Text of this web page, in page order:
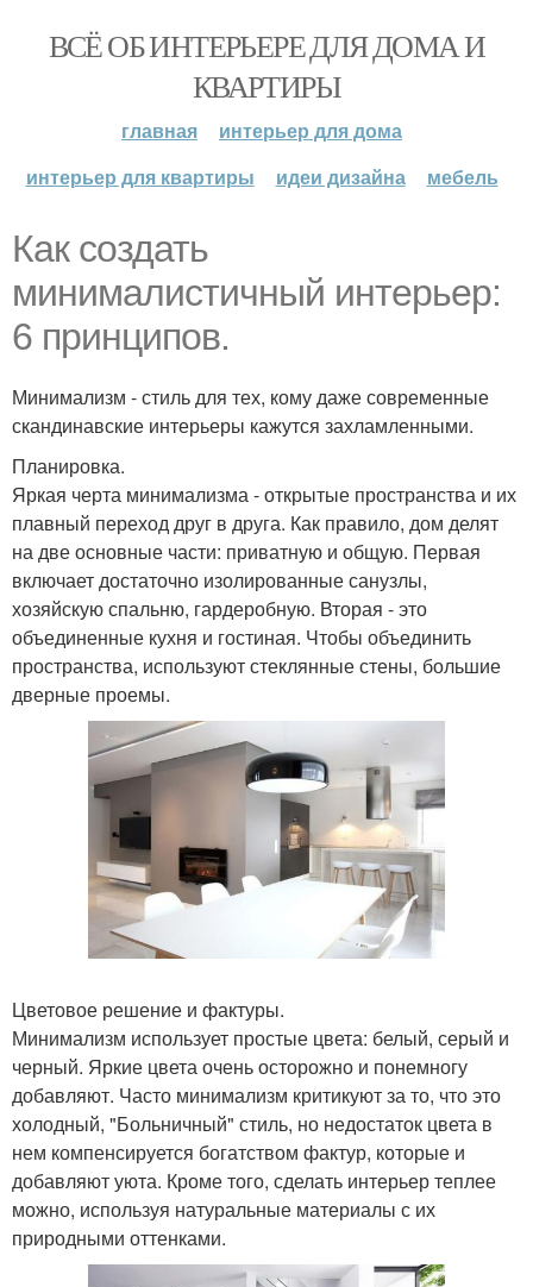
ВСЁ ОБ ИНТЕРЬЕРЕ ДЛЯ ДОМА И
КВАРТИРЫ
главная
интерьер для дома
интерьер для квартиры
идеи дизайна мебель
Как создать
минималистичный интерьер:
6 принципов.
Минимализм - стиль для тех, кому даже современные
скандинавские интерьеры кажутся захламленными.
Планировка.
Яркая черта минимализма - открытые пространства и их
плавный переход друг в друга. Как правило, дом делят
на две основные части: приватную и общую. Первая
включает достаточно изолированные санузлы,
хозяйскую спальню, гардеробную. Вторая - это
объединенные кухня и гостиная. Чтобы объединить
пространства, используют стеклянные стены, большие
дверные проемы.
Цветовое решение и фактуры.
Минимализм использует простые цвета: белый, серый и
черный. Яркие цвета очень осторожно и понемногу
добавляют. Часто минимализм критикуют за то, что это
холодный, "Больничный" стиль, но недостаток цвета в
нем компенсируется богатством фактур, которые и
добавляют уюта. Кроме того, сделать интерьер теплее
можно, используя натуральные материалы с их
природными оттенками.